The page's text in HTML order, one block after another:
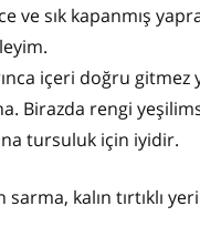
ve sık kapanmış
içeri doğru
Birazda rengi
tursuluk için iyidir.
kalın tırtıklı